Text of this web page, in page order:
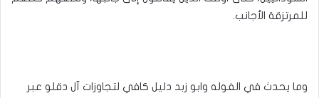
للمرتزقة الأجانب.
وما يحدث في الفوله وابو زبد دليل كافي لتجاوزات آل دقلو عبر